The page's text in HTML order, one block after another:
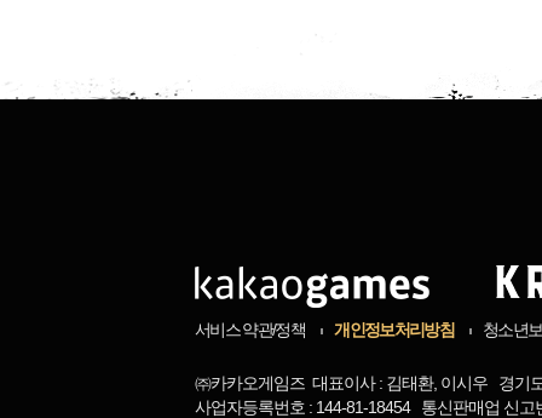
서비스 약관/정책 개인정보처리방침 청소년
㈜카카오게임즈 대표이사 : 김태환, 이시우 경기
사업자등록번호 : 144-81-18454 통신판매업 신고